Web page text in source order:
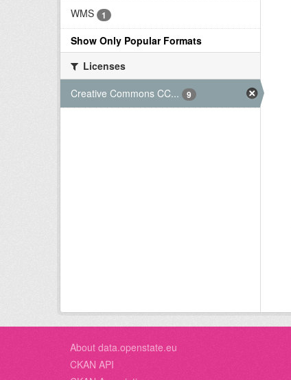
WMS 1
Show Only Popular Formats
Licenses
Creative Commons CC...
9
About data.openstate.eu
CKAN API